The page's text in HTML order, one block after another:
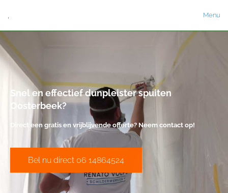
. Menu
Snel en effectief dunpleister spuiten
Oosterbeek?
Direct een gratis en vrijblijvende offerte? Neem contact op!
Bel nu direct 06 14864524